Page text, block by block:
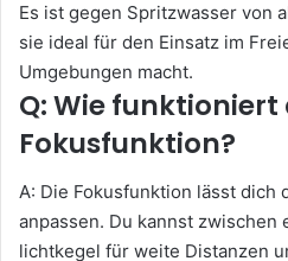
Es ist gegen Spritzwasser von
sie ideal für den Einsatz im
Umgebungen macht.
Q: Wie funktioniert
Fokusfunktion?
A: Die Fokusfunktion lässt dich
anpassen. Du kannst zwischen
lichtkegel für weite Distanzen